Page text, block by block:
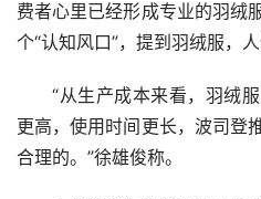
费者心里已经形成专业的羽绒
个“认知风口”，提到羽绒服，
“从生产成本来看，羽绒
更高，使用时间更长，波司登
合理的。”徐雄俊称。